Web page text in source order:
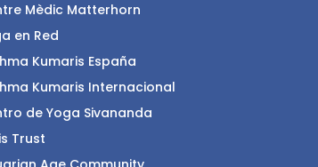
Mèdic Matterhorn
en Red
Kumaris España
Kumaris Internacional
de Yoga Sivananda
Trust